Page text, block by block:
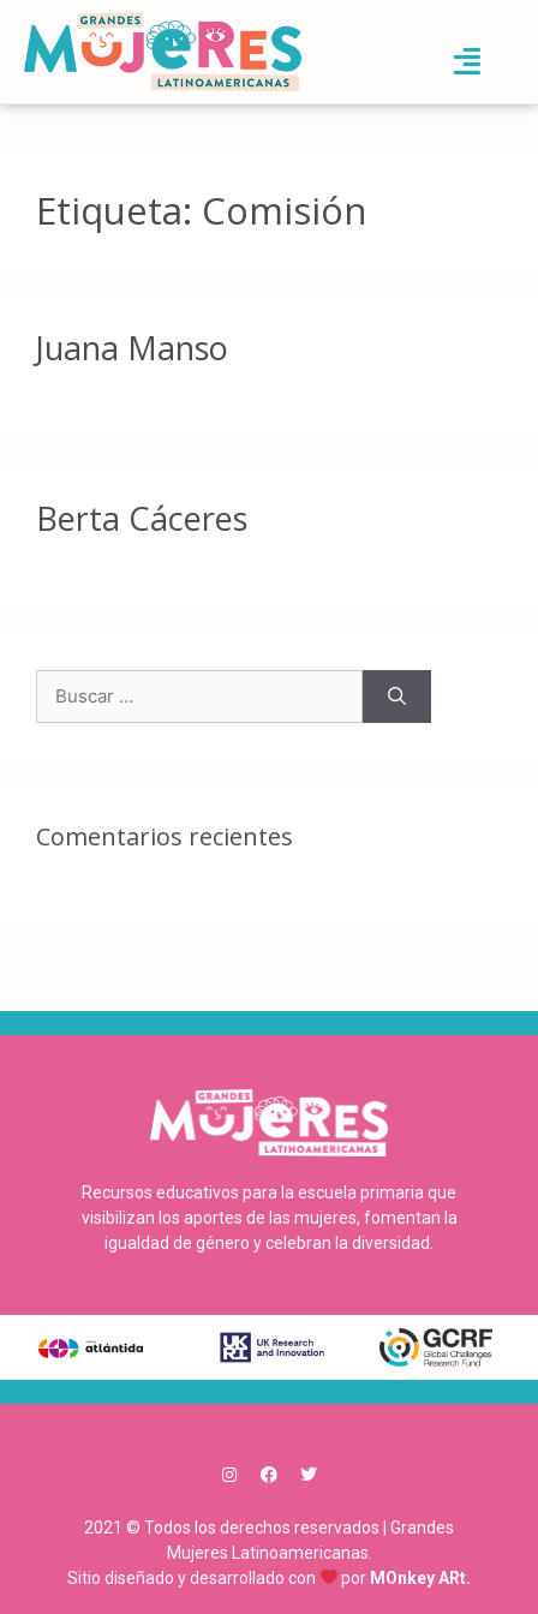
Etiqueta: Comisión
Juana Manso
Berta Cáceres
Comentarios recientes
Recursos educativos para la escuela primaria que
visibilizan los aportes de las mujeres, fomentan la
igualdad de género y celebran la diversidad.
2021 © Todos los derechos reservados | Grandes
Mujeres Latinoamericanas.
Sitio diseñado y desarrollado con
por MOnkey ARt.